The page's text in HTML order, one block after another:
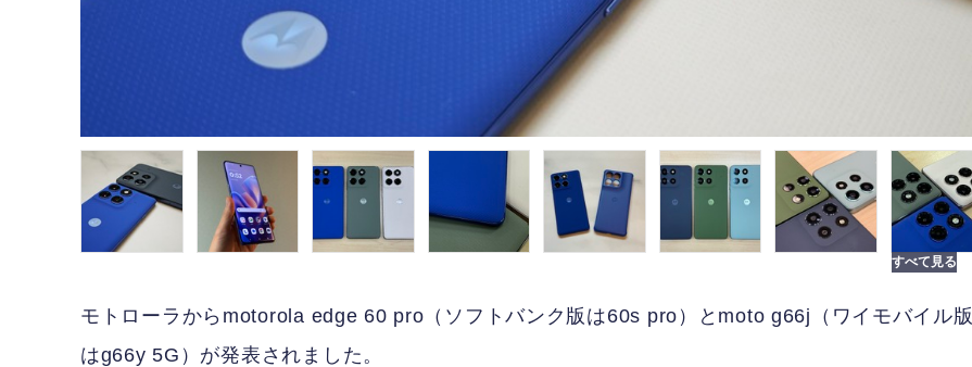
モトローラからmotorola edge 60 pro（ソフトバンク版は60s pro）とmoto g66j（ワイモバイル版
はg66y 5G）が発表されました。